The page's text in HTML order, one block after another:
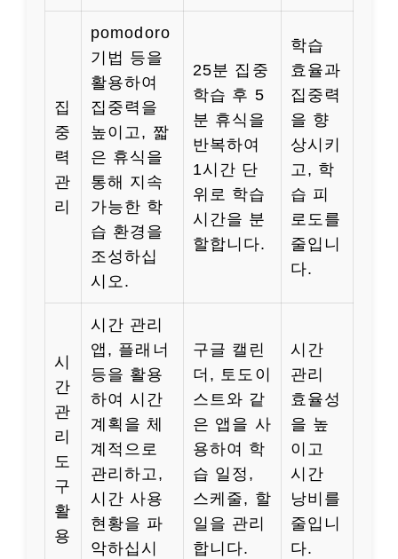
집
중
력
관
리
pomodoro
기법 등을
활용하여
집중력을
높이고, 짧
은 휴식을
통해 지속
가능한 학
습 환경을
조성하십
시오.
25분 집중
학습 후 5
분 휴식을
반복하여
1시간 단
위로 학습
시간을 분
할합니다.
학습
효율과
집중력
을 향
상시키
고, 학
습 피
로도를
줄입니
다.
시
간
관
리
도
구
활
용
시간 관리
앱, 플래너
등을 활용
하여 시간
계획을 체
계적으로
관리하고,
시간 사용
현황을 파
악하십시
구글 캘린
더, 토도이
스트와 같
은 앱을 사
용하여 학
습 일정,
스케줄, 할
일을 관리
합니다.
시간
관리
효율성
을 높
이고
시간
낭비를
줄입니
다.